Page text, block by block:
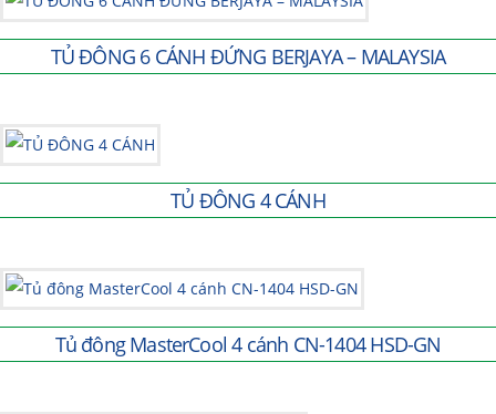
TỦ ĐÔNG 6 CÁNH ĐỨNG BERJAYA – MALAYSIA
TỦ ĐÔNG 4 CÁNH
Tủ đông MasterCool 4 cánh CN-1404 HSD-GN